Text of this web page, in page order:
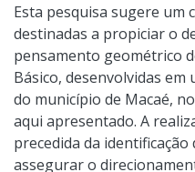
Esta pesquisa sugere um
destinadas a propiciar o
pensamento geométrico
Básico, desenvolvidas em
do município de Macaé,
aqui apresentado. A
precedida da
assegurar o